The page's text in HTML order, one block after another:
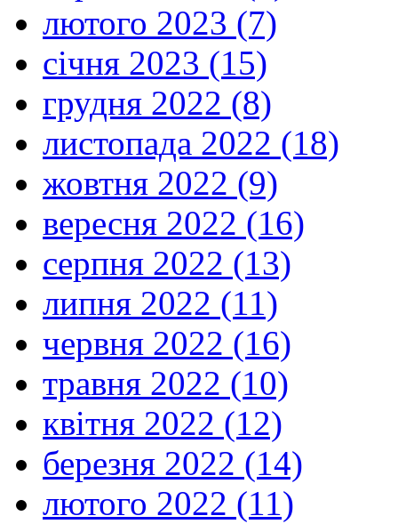
лютого 2023 (7)
січня 2023 (15)
грудня 2022 (8)
листопада 2022 (18)
жовтня 2022 (9)
вересня 2022 (16)
серпня 2022 (13)
липня 2022 (11)
червня 2022 (16)
травня 2022 (10)
квітня 2022 (12)
березня 2022 (14)
лютого 2022 (11)